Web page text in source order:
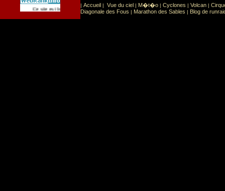
Ce site est list� dans la cat�gorie Sport Sports extr�mes
| Accueil | Vue du ciel | M�t�o | Cyclones | Volcan |
Diagonale des Fous | Marathon des Sables | Blog de